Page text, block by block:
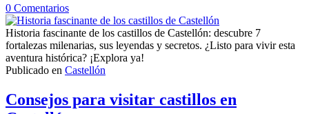
0 Comentariosen
Historia
fascinante
de
los
castillos
Historia fascinante de los castillos de Castellón: descubre 7
fortalezas milenarias, sus leyendas y secretos. ¿Listo para vivir esta
aventura histórica? ¡Explora ya!
Publicado en Castellón
Consejos para visitar castillos en